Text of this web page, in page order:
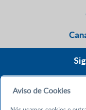
Aviso de Cookies